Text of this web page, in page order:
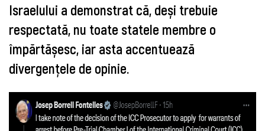
Israelului a demonstrat că, deși trebuie
respectată, nu toate statele membre o
împărtășesc, iar asta accentuează
divergențele de opinie.